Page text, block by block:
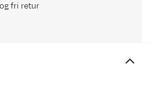
fri retur